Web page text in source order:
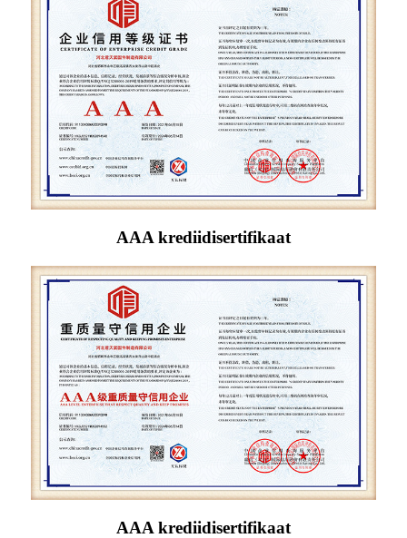
AAA krediidisertifikaat
AAA krediidisertifikaat